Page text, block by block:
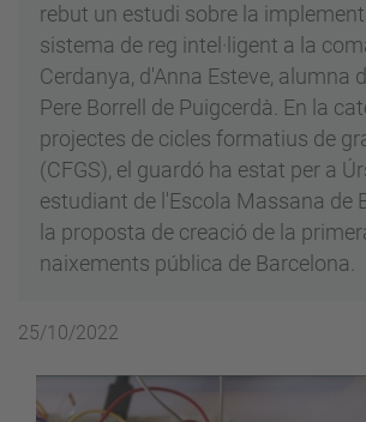
rebut un estudi sobre la
sistema de reg intel·ligent a la
Cerdanya, d'Anna Esteve, alumna
Pere Borrell de Puigcerdà. En la
projectes de cicles formatius de
(CFGS), el guardó ha estat per a
estudiant de l'Escola Massana de
la proposta de creació de la
naixements pública de Barcelona.
25/10/2022